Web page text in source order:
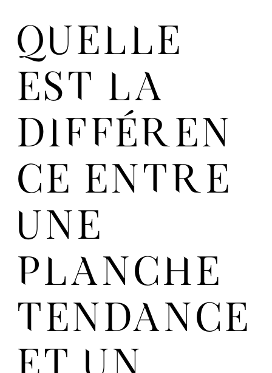
QUELLE
EST LA
DIFFÉREN
CE ENTRE
UNE
PLANCHE
TENDANCE